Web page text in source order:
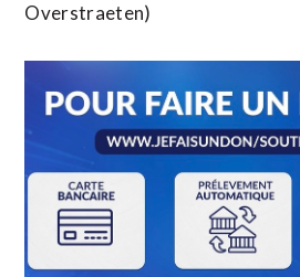
Overstraeten)